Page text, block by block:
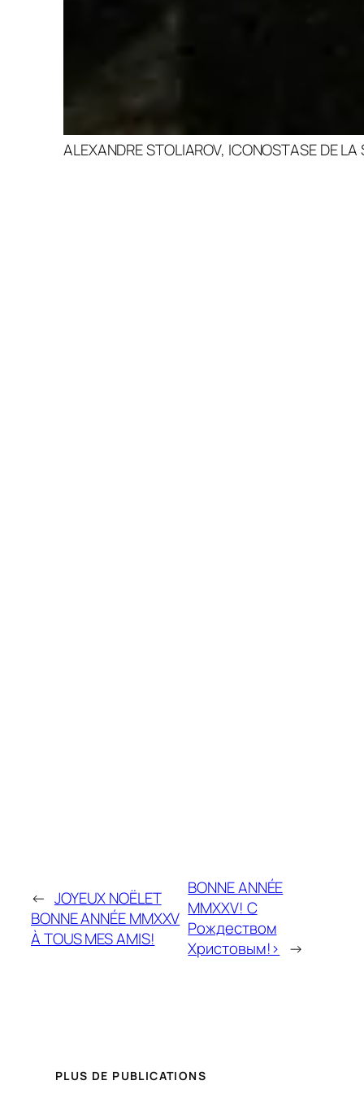
ALEXANDRE STOLIAROV, ICONOSTASE DE
← JOYEUX NOËLET
BONNE ANNÉE MMXXV
À TOUS MES AMIS!
BONNE ANNÉE
MMXXV! С
Рождеством
Христовым!> →
PLUS DE PUBLICATIONS